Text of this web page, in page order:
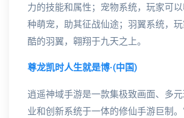
力的技能和属性；宠物系统，玩家可
种萌宠，助其征战仙途；羽翼系统，
酷的羽翼，翱翔于九天之上。
尊龙凯时人生就是博·(中国)
逍遥神域手游是一款集极致画面、多
业和创新系统于一体的修仙手游巨制